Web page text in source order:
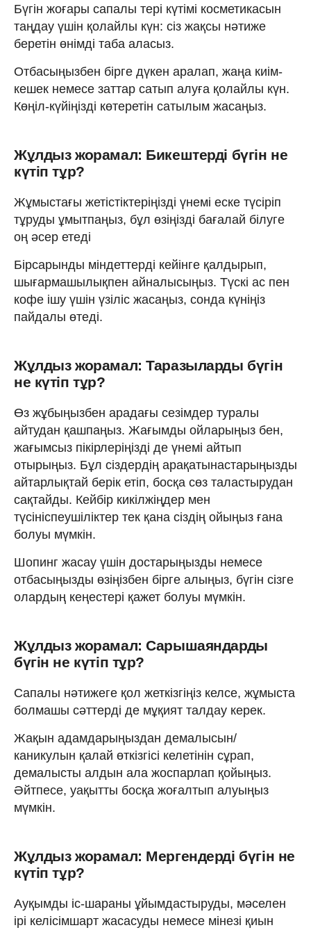
Бүгін жоғары сапалы тері күтімі косметикасын
таңдау үшін қолайлы күн: сіз жақсы нәтиже
беретін өнімді таба аласыз.
Отбасыңызбен бірге дүкен аралап, жаңа киім-
кешек немесе заттар сатып алуға қолайлы күн.
Көңіл-күйіңізді көтеретін сатылым жасаңыз.
Жұлдыз жорамал: Бикештерді бүгін не
күтіп тұр?
Жұмыстағы жетістіктеріңізді үнемі еске түсіріп
тұруды ұмытпаңыз, бұл өзіңізді бағалай білуге
оң әсер етеді
Бірсарынды міндеттерді кейінге қалдырып,
шығармашылықпен айналысыңыз. Түскі ас пен
кофе ішу үшін үзіліс жасаңыз, сонда күніңіз
пайдалы өтеді.
Жұлдыз жорамал: Таразыларды бүгін
не күтіп тұр?
Өз жұбыңызбен арадағы сезімдер туралы
айтудан қашпаңыз. Жағымды ойларыңыз бен,
жағымсыз пікірлеріңізді де үнемі айтып
отырыңыз. Бұл сіздердің арақатынастарыңызды
айтарлықтай берік етіп, босқа сөз таластырудан
сақтайды. Кейбір кикілжіңдер мен
түсініспеушіліктер тек қана сіздің ойыңыз ғана
болуы мүмкін.
Шопинг жасау үшін достарыңызды немесе
отбасыңызды өзіңізбен бірге алыңыз, бүгін сізге
олардың кеңестері қажет болуы мүмкін.
Жұлдыз жорамал: Сарышаяндарды
бүгін не күтіп тұр?
Сапалы нәтижеге қол жеткізгіңіз келсе, жұмыста
болмашы сәттерді де мұқият талдау керек.
Жақын адамдарыңыздан демалысын/
каникулын қалай өткізгісі келетінін сұрап,
демалысты алдын ала жоспарлап қойыңыз.
Әйтпесе, уақытты босқа жоғалтып алуыңыз
мүмкін.
Жұлдыз жорамал: Мергендерді бүгін не
күтіп тұр?
Ауқымды іс-шараны ұйымдастыруды, мәселен
ірі келісімшарт жасасуды немесе мінезі қиын